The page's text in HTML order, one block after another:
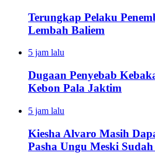
Terungkap Pelaku
Lembah Baliem
5 jam lalu
Dugaan Penyebab
Kebon Pala Jaktim
5 jam lalu
Kiesha Alvaro Masih
Pasha Ungu Meski Sudah